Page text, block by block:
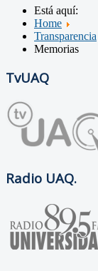
Está aquí:
Home
Transparencia
Memorias
TvUAQ
Radio UAQ.